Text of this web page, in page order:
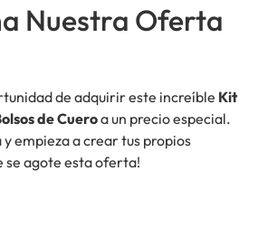
Nuestra Oferta
de adquirir este increíble Kit
de Cueroa un precio especial.
y empieza a crear tus propios
se agote esta oferta!